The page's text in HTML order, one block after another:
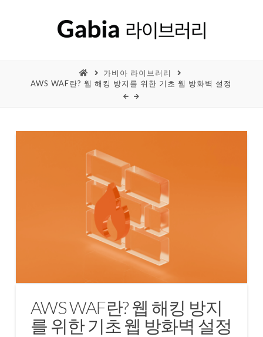
가비아 라이브러리
AWS WAF란? 웹 해킹 방지를 위한 기초 웹 방화벽 설정
AWS WAF란? 웹 해킹 방지
를 위한 기초 웹 방화벽 설정